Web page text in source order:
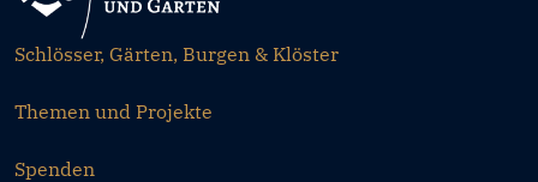
Schlösser, Gärten, Burgen & Klöster
Themen und Projekte
Spenden